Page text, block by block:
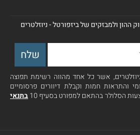
ההון ולמבזקים של ביזפורטל - ניוזלטרים
אשר כל אחד מהווה רשימת תפוצה
והתראות חמות וקבלת דיוורים פרסומיים
הסלולר בהתאם למפורט בסעיף 10
בתנאי